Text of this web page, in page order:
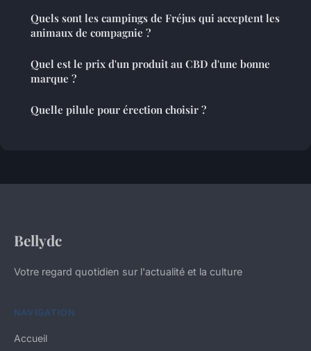
Quels sont les campings de Fréjus qui acceptent les
animaux de compagnie ?
Quel est le prix d'un produit au CBD d'une bonne
marque ?
Quelle pilule pour érection choisir ?
Bellydc
Votre regard quotidien sur l'actualité et la culture
NAVIGATION
Accueil